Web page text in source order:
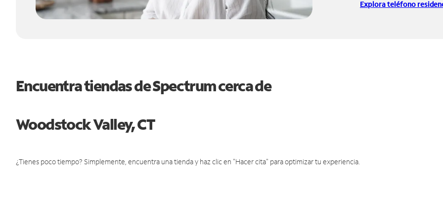
Explora teléfono
Encuentra tiendas de Spectrum cerca de
Woodstock Valley, CT
¿Tienes poco tiempo? Simplemente, encuentra una tienda y haz clic en "Hacer cita" para optimizar tu experiencia.